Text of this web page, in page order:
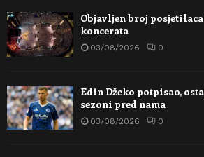
Objavljen broj
koncerata
03/08/2026 0
Edin Džeko potpisao,
sezoni pred nama
03/08/2026 0